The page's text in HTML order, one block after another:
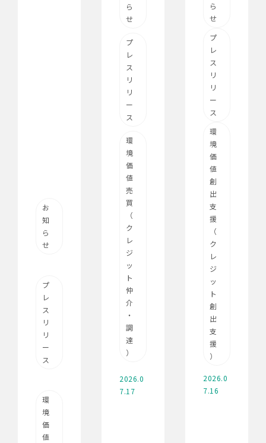
お
知
ら
せ
プ
レ
ス
リ
リ
ー
ス
環
境
価
値
ら
せ
プ
レ
ス
リ
リ
ー
ス
環
境
価
値
売
買
（
ク
レ
ジ
ッ
ト
仲
介
・
調
達
）
2026.0
7.17
ら
せ
プ
レ
ス
リ
リ
ー
ス
環
境
価
値
創
出
支
援
（
ク
レ
ジ
ッ
ト
創
出
支
援
）
2026.0
7.16